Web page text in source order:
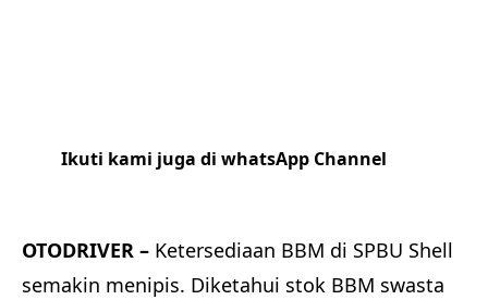
Ikuti kami juga di whatsApp Channel
OTODRIVER – Ketersediaan BBM di SPBU Shell
semakin menipis. Diketahui stok BBM swasta